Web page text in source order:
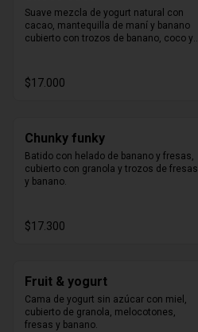
Suave mezcla de yogurt natural con
cacao, mantequilla de maní y banano
cubierto con trozos de banano, coco y
$17.000
Chunky funky
Batido con helado de banano y fresas,
cubierto con granola y trozos de fresas
y banano.
$17.300
Fruit & yogurt
Cama de yogurt sin azúcar con miel,
cubierto de granola, melocotones,
fresas y banano.